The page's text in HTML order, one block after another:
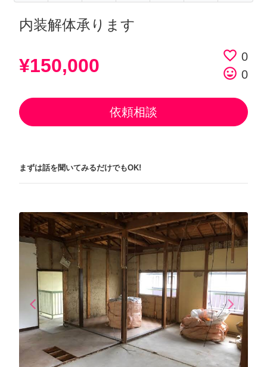
内装解体承ります
¥150,000 favorite_border 0
tag_faces 0
依頼相談
まずは話を聞いてみるだけでもOK!
arrow_back_iosPrevious arrow_forward_iosNext